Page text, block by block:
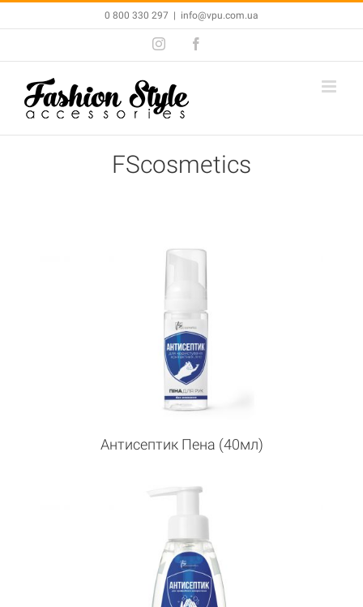
to
0 800 330 297 | info@vpu.com.ua
Instagram
FScosmetics
Антисептик Пена (40мл)